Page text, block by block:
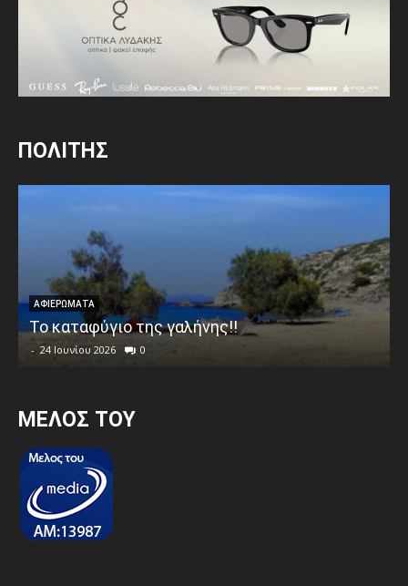
ΠΟΛΙΤΗΣ
ΑΦΙΕΡΩΜΑΤΑ
Το καταφύγιο της γαλήνης!!
- 24 Ιουνίου 2026 0
MEΛΟΣ ΤΟΥ